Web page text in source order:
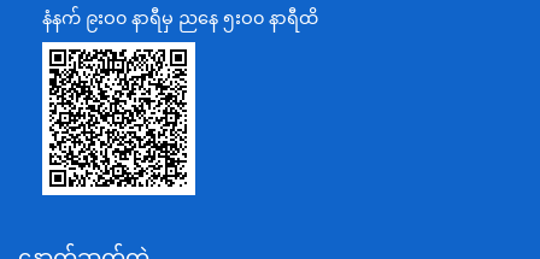
ပြန်ကြားရေးဝန်ကြီးဌာန
သာသနာရေးနှင့် ယဉ်ကျေးမှုဝန်ကြီးဌာန
စိုက်ပျိုးရေး၊မွေးမြူရေးနှင့်ဆည်မြောင်းဝန်ကြီးဌာန
ပို့ဆောင်ရေးနှင့်ဆက်သွယ်ရေးဝန်ကြီးဌာန
သယံဇာတနှင့်ပတ်ဝန်းကျင်ထိန်းသိမ်းရေးဝန်ကြီးဌာန
နံနက် ၉းဝ၀ နာရီမှ ညနေ ၅းဝ၀ နာရီထိ